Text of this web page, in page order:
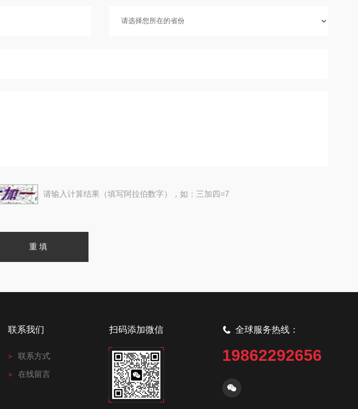
请输入计算结果（填写阿拉伯数字），如：三加四=7
联系我们
联系方式
在线留言
扫码添加微信 全球服务热线：
19862292656